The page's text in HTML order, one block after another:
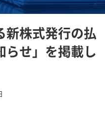
新株式発行の払
らせ」を掲載し